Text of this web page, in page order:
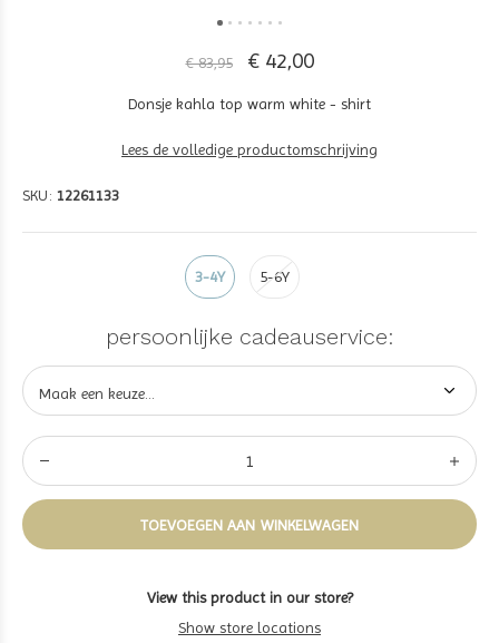
€ 83,95 € 42,00
Donsje kahla top warm white - shirt
Lees de volledige productomschrijving
SKU: 12261133
3-4Y 5-6Y
persoonlijke cadeauservice:
TOEVOEGEN AAN WINKELWAGEN
View this product in our store?
Show store locations